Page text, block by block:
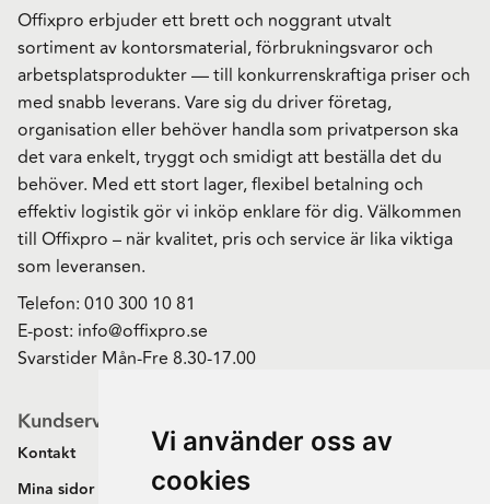
Vi använder oss av
cookies
Offixpro erbjuder ett brett och noggrant utvalt
sortiment av kontorsmaterial, förbrukningsvaror och
arbetsplatsprodukter — till konkurrenskraftiga priser och
med snabb leverans. Vare sig du driver företag,
organisation eller behöver handla som privatperson ska
det vara enkelt, tryggt och smidigt att beställa det du
behöver. Med ett stort lager, flexibel betalning och
effektiv logistik gör vi inköp enklare för dig. Välkommen
till Offixpro – när kvalitet, pris och service är lika viktiga
som leveransen.
Telefon: 010 300 10 81
E-post: info@offixpro.se
Svarstider Mån-Fre 8.30-17.00
Kundservice
Kontakt
Mina sidor